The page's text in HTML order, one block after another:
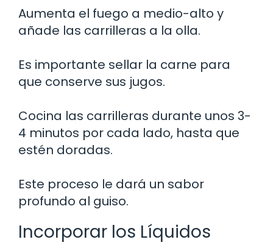
Aumenta el fuego a medio-alto y
añade las carrilleras a la olla.
Es importante sellar la carne para
que conserve sus jugos.
Cocina las carrilleras durante unos 3-
4 minutos por cada lado, hasta que
estén doradas.
Este proceso le dará un sabor
profundo al guiso.
Incorporar los Líquidos